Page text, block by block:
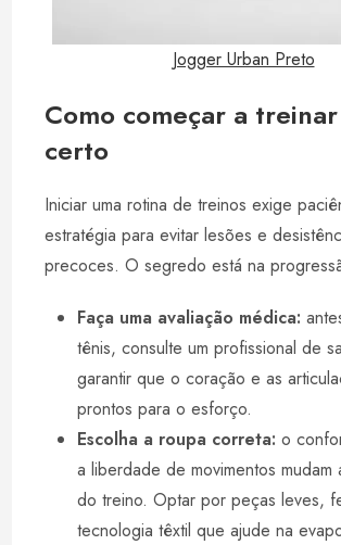
Jogger Urban Preto
Como começar a
certo
Iniciar uma rotina de treinos exige
estratégia para evitar lesões e
precoces. O segredo está na
Faça uma avaliação médica:
tênis, consulte um profissional de
garantir que o coração e as
prontos para o esforço.
Escolha a roupa correta: o
a liberdade de movimentos mudam
do treino. Optar por peças leves,
tecnologia têxtil que ajude na